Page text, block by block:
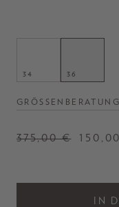
34 36
GRÖSSENBERATUNG
375,00 €
IN